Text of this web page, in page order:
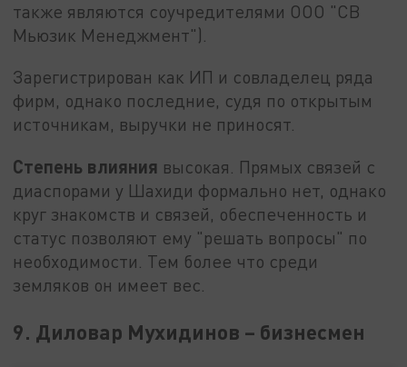
также являются соучредителями ООО "СВ
Мьюзик Менеджмент").
Зарегистрирован как ИП и совладелец ряда
фирм, однако последние, судя по открытым
источникам, выручки не приносят.
Степень влияния высокая. Прямых связей с
диаспорами у Шахиди формально нет, однако
круг знакомств и связей, обеспеченность и
статус позволяют ему "решать вопросы" по
необходимости. Тем более что среди
земляков он имеет вес.
9. Диловар Мухидинов – бизнесмен